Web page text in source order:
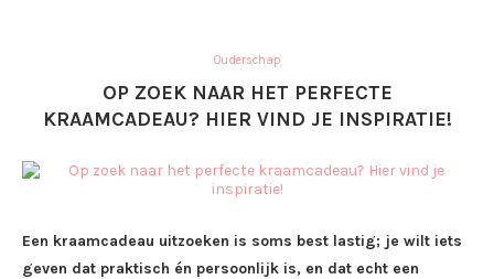
Ouderschap
OP ZOEK NAAR HET PERFECTE
KRAAMCADEAU? HIER VIND JE INSPIRATIE!
Een kraamcadeau uitzoeken is soms best lastig; je wilt iets
geven dat praktisch én persoonlijk is, en dat echt een